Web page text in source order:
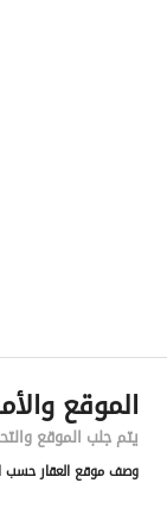
رقم المبنى
الرقم الاضافي
الموقع
يتم جلب الموقع
وصف موقع العقار حسب